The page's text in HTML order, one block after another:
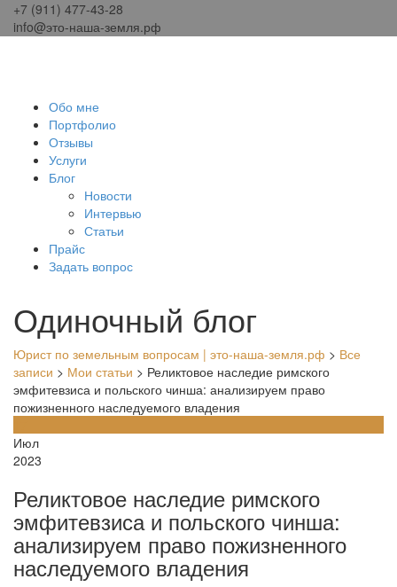
+7 (911) 477-43-28
info@это-наша-земля.рф
Обо мне
Портфолио
Отзывы
Услуги
Блог
Новости
Интервью
Статьи
Прайс
Задать вопрос
Одиночный блог
Юрист по земельным вопросам | это-наша-земля.рф > Все
записи > Мои статьи > Реликтовое наследие римского
эмфитевзиса и польского чинша: анализируем право
пожизненного наследуемого владения
Июл
2023
Реликтовое наследие римского
эмфитевзиса и польского чинша:
анализируем право пожизненного
наследуемого владения